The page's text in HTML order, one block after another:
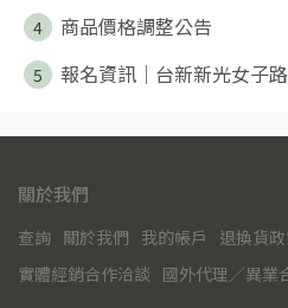
4 商品價格調整公告
5 報名資訊｜台新新光女子
關於我們
查詢 關於我們 我的帳戶 退換貨
實體經銷合作洽談 國外代理／異業